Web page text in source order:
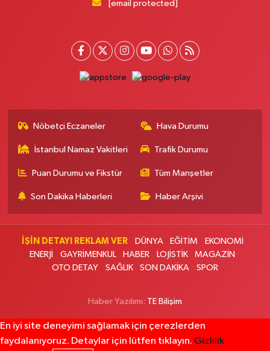
Burak Eczanesi
Cevizlik Mahallesi Kırmızı Şebboy Sokak 15 A UZMANLAR TIP MERKEZİ
Nida Eczanesi
PAZAR PAZARI YANI
0 (212) 924 49 68 Yol Tarifi Al
Lotus Eczanesi
SİTESİ ALTI
0 (212) 999 94 72 Yol Tarifi Al
Ali Emre Eczanesi
[email protected]
Nöbetçi Eczaneler Hava Durumu
İstanbul Namaz Vakitleri Trafik Durumu
Puan Durumu ve Fikstür Tüm Manşetler
Son Dakika Haberleri Haber Arşivi
İŞİN DETAYI REKLAM VER DÜNYA EĞİTİM
EKONOMİ
ENERJİ
GAYRİMENKUL HABER LOJİSTİK
MAGAZİN
OTO DETAY
SAĞLIK SON DAKİKA SPOR
Haber Yazılımı: TE Bilişim
En iyi site deneyimi sağlamak için çerezlerden
faydalanıyoruz. Detaylar için lütfen tıklayın. Gizlilik